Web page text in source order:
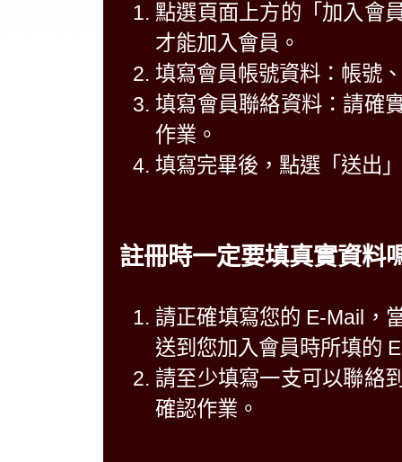
點選頁面上方的「加入會
才能加入會員。
填寫會員帳號資料：帳號
填寫會員聯絡資料：請確
作業。
填寫完畢後，點選「送出
註冊時一定要填真實資料
請正確填寫您的 E-Mail，
送到您加入會員時所填的
請至少填寫一支可以聯絡
確認作業。